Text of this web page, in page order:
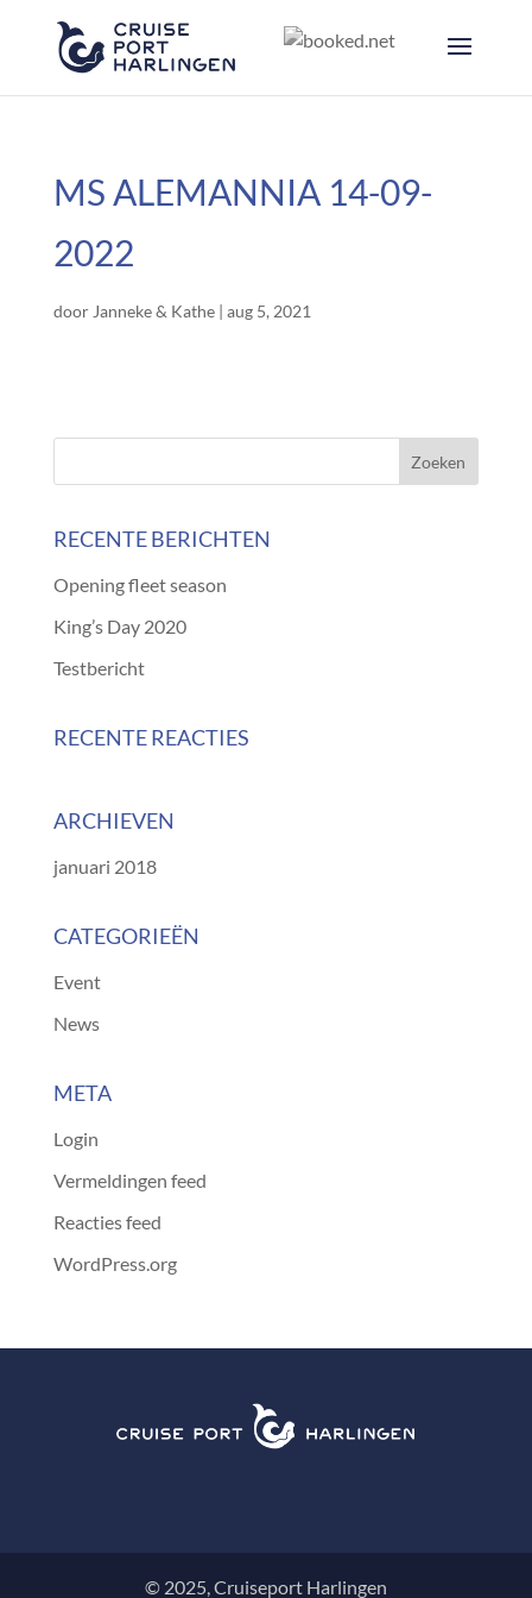
MS ALEMANNIA 14-09-
2022
door Janneke & Kathe| aug 5, 2021
RECENTE BERICHTEN
Opening fleet season
King’s Day 2020
Testbericht
RECENTE REACTIES
ARCHIEVEN
januari 2018
CATEGORIEËN
Event
News
META
Login
Vermeldingen feed
Reacties feed
WordPress.org
© 2025, Cruiseport Harlingen